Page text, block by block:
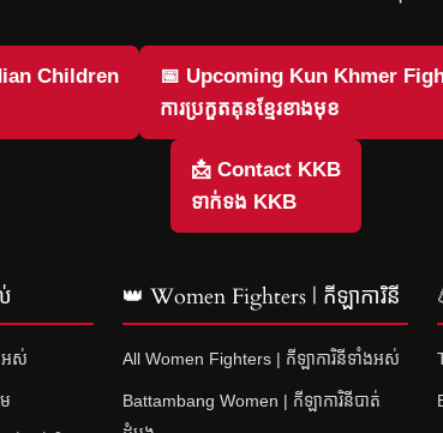
Children
📅 Upcoming Kun Khmer
ការប្រកួតគុនខ្មែរខាងមុខ
📩 Contact KKB
ទាក់ទង KKB
អស់
👑 Women Fighters | កីឡាការិនី
All Women Fighters | កីឡាការិនីទាំងអស់
Battambang Women | កីឡាការិនីបាត់